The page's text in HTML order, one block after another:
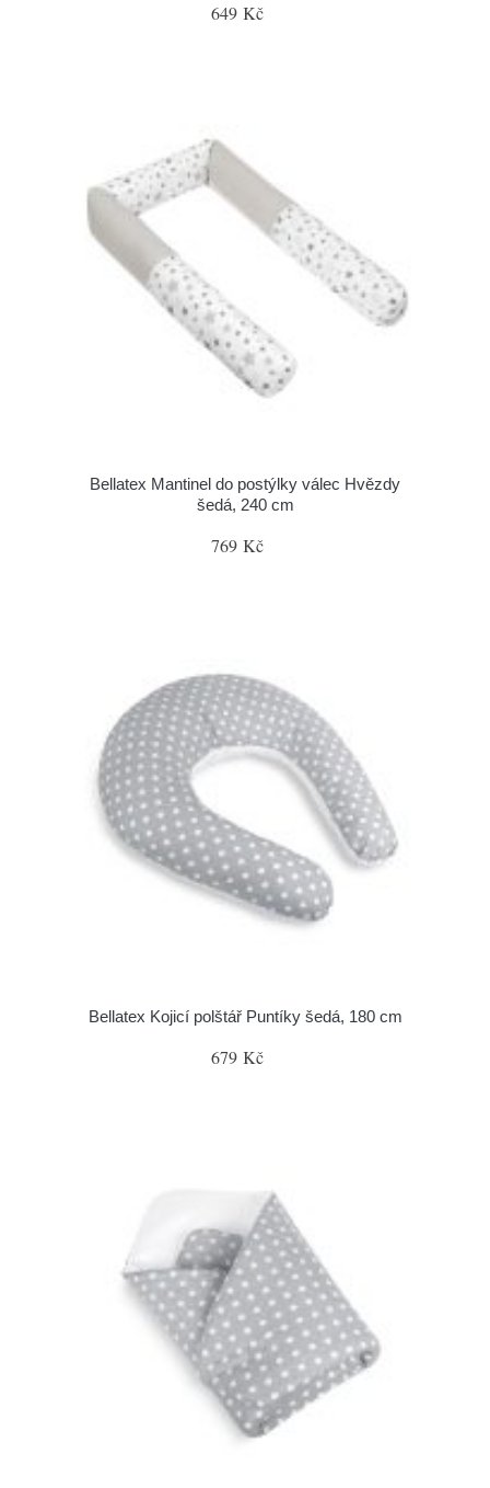
649 Kč
Bellatex Mantinel do postýlky válec Hvězdy
šedá, 240 cm
769 Kč
Bellatex Kojicí polštář Puntíky šedá, 180 cm
679 Kč